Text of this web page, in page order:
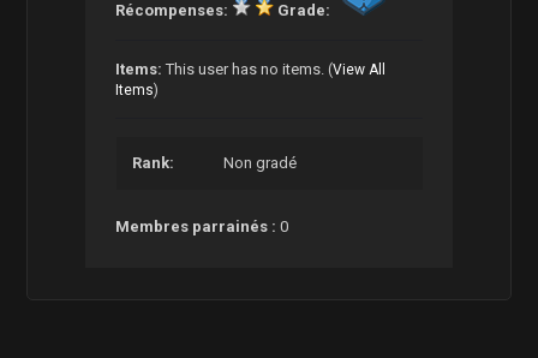
Récompenses: Grade:
Items: This user has no items. (View All
Items)
Rank: Non gradé
Membres parrainés :0